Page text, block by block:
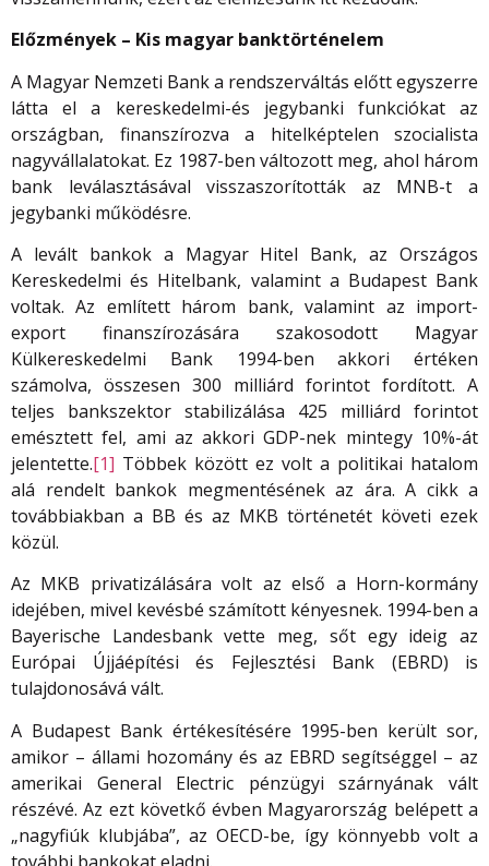
Előzmények – Kis magyar banktörténelem
A Magyar Nemzeti Bank a rendszerváltás előtt egyszerre
látta el a kereskedelmi-és jegybanki funkciókat az
országban, finanszírozva a hitelképtelen szocialista
nagyvállalatokat. Ez 1987-ben változott meg, ahol három
bank leválasztásával visszaszorították az MNB-t a
jegybanki működésre.
A levált bankok a Magyar Hitel Bank, az Országos
Kereskedelmi és Hitelbank, valamint a Budapest Bank
voltak. Az említett három bank, valamint az import-
export finanszírozására szakosodott Magyar
Külkereskedelmi Bank 1994-ben akkori értéken
számolva, összesen 300 milliárd forintot fordított. A
teljes bankszektor stabilizálása 425 milliárd forintot
emésztett fel, ami az akkori GDP-nek mintegy 10%-át
jelentette.[1] Többek között ez volt a politikai hatalom
alá rendelt bankok megmentésének az ára. A cikk a
továbbiakban a BB és az MKB történetét követi ezek
közül.
Az MKB privatizálására volt az első a Horn-kormány
idejében, mivel kevésbé számított kényesnek. 1994-ben a
Bayerische Landesbank vette meg, sőt egy ideig az
Európai Újjáépítési és Fejlesztési Bank (EBRD) is
tulajdonosává vált.
A Budapest Bank értékesítésére 1995-ben került sor,
amikor – állami hozomány és az EBRD segítséggel – az
amerikai General Electric pénzügyi szárnyának vált
részévé. Az ezt követkő évben Magyarország belépett a
„nagyfiúk klubjába”, az OECD-be, így könnyebb volt a